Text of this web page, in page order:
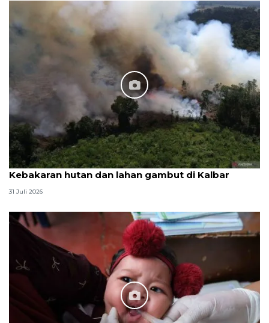
Kebakaran hutan dan lahan gambut di Kalbar
31 Juli 2026